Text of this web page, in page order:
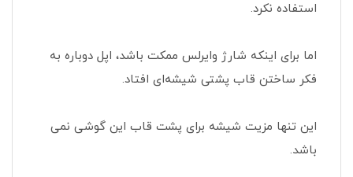
استفاده نکرد.
اما برای اینکه شارژ وایرلس ممکت باشد، اپل دوباره به
فکر ساختن قاب پشتی شیشه‌ای افتاد.
این تنها مزیت شیشه برای پشت قاب این گوشی نمی
باشد.